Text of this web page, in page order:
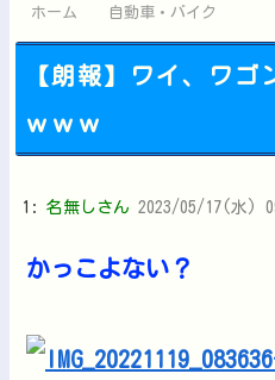
ホーム 自動車・バイク
【朗報】ワイ、ワゴ
ｗｗｗ
1: 名無しさん 2023/05/17(水)
かっこよない？